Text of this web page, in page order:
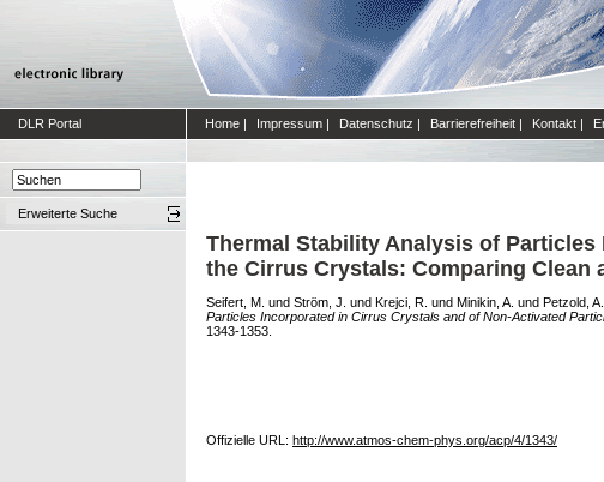
DLR Portal Home | Impressum | Datenschutz | Barrierefreiheit | Kontakt |
Erweiterte Suche
Thermal Stability Analysis of
the Cirrus Crystals: Comparing Clean
Seifert, M. und Ström, J. und Krejci, R. und Minikin, A. und Petzold, A.
Particles Incorporated in Cirrus Crystals and of Non-Activated
1343-1353.
Offizielle URL: http://www.atmos-chem-phys.org/acp/4/1343/